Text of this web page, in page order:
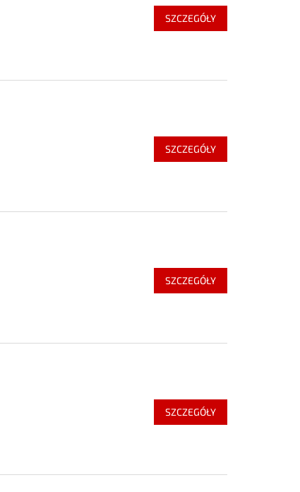
SZCZEGÓŁY
SZCZEGÓŁY
SZCZEGÓŁY
SZCZEGÓŁY